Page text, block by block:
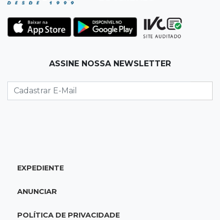
08:30Entre Risco e Decisão
Recuperação judicial não é lugar para
Trecho da Ernesto Geisel é interditado para
reparo em córrego
Acidente na Rua Antônio Maria Coelho causa
ASSINE NOSSA NEWSLETTER
EXPEDIENTE
ANUNCIAR
POLÍTICA DE PRIVACIDADE